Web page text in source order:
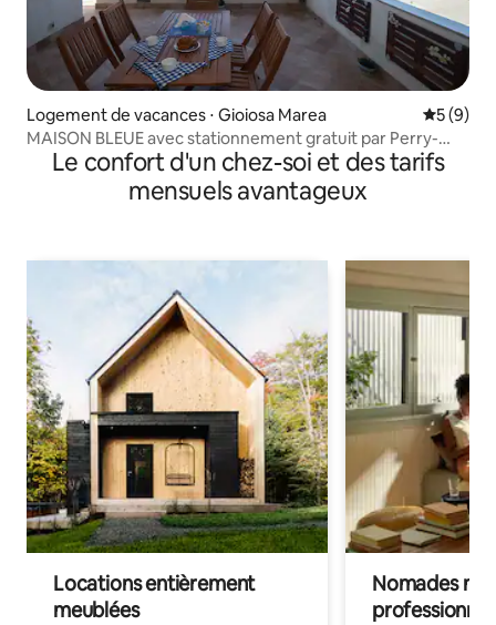
Logement de vacances ⋅ Gioiosa Marea
5 (9)
MAISON BLEUE avec stationnement gratuit par Perry-
Holiday
Le confort d'un chez-soi et des tarifs
mensuels avantageux
Locations entièrement
meublées
Nomades